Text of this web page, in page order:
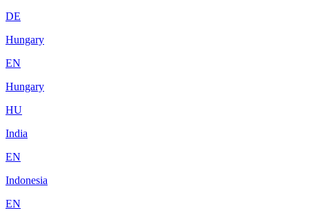
DE
Hungary
EN
Hungary
HU
India
EN
Indonesia
EN